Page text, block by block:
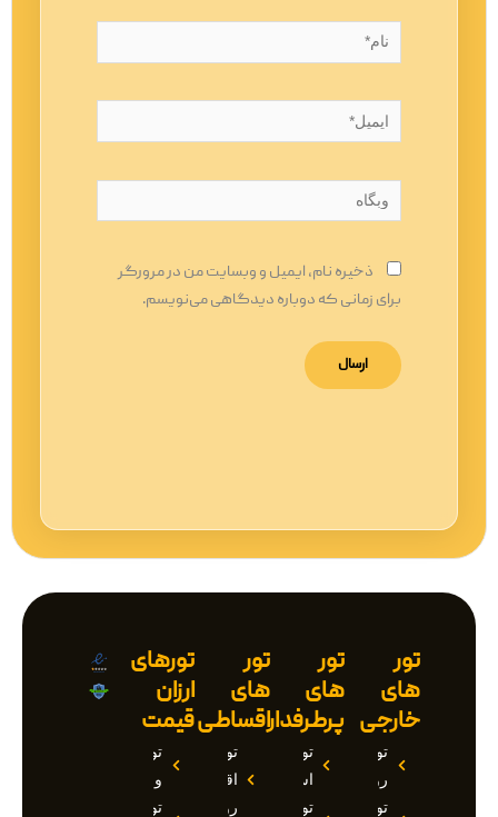
نام*
ایمیل*
وبگاه
ذخیره نام، ایمیل و وبسایت من در مرورگر
برای زمانی که دوباره دیدگاهی می‌نویسم.
تور
های
خارجی
تور
روسیه
تور
تور
های
پرطرفدار
تور
استانبول
تور
تور
های
اقساطی
تور
اقساطی
روسیه
تورهای
ارزان
قیمت
تور
وان
تور